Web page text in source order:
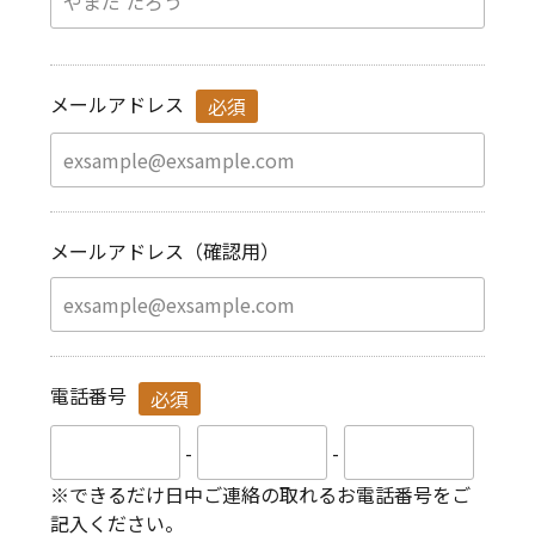
メールアドレス 必須
メールアドレス（確認用）
電話番号
必須
-
-
できるだけ日中ご連絡の取れるお電話番号をご
記入ください。